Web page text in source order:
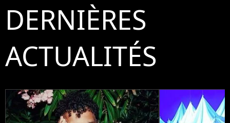
DERNIÈRES
ACTUALITÉS